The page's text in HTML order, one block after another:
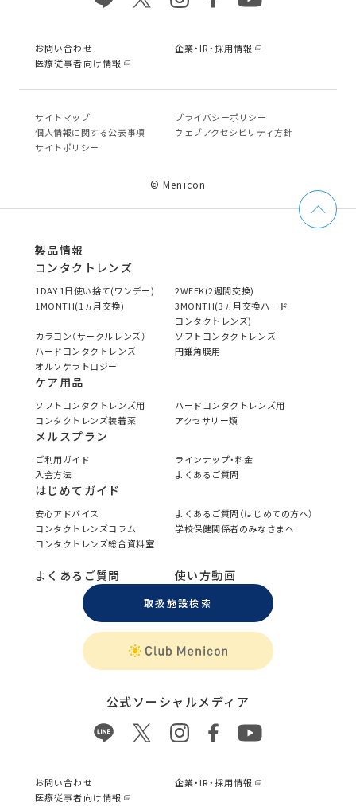
お問い合わせ
企業・IR・採用情報
医療従事者向け情報
サイトマップ
プライバシーポリシー
個⼈情報に関する公表事項
ウェブアクセシビリティ方針
サイトポリシー
© Menicon
製品情報
コンタクトレンズ
1DAY 1日使い捨て(ワンデー)
2WEEK(2週間交換)
1MONTH(1ヵ月交換)
3MONTH(3ヵ月交換ハード
コンタクトレンズ)
カラコン（サークルレンズ）
ソフトコンタクトレンズ
ハードコンタクトレンズ
円錐角膜用
オルソケラトロジー
ケア用品
ソフトコンタクトレンズ用
ハードコンタクトレンズ用
コンタクトレンズ装着薬
アクセサリー類
メルスプラン
ご利用ガイド
ラインナップ・料金
入会方法
よくあるご質問
はじめてガイド
安心アドバイス
よくあるご質問（はじめての方へ）
コンタクトレンズコラム
学校保健関係者のみなさまへ
コンタクトレンズ総合資料室
よくあるご質問 使い方動画
取扱施設検索
公式ソーシャルメディア
お問い合わせ
企業・IR・採用情報
医療従事者向け情報